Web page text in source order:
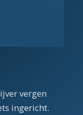
vergen
ingericht.